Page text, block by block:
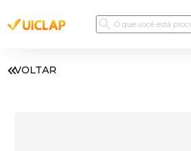
VOLTAR